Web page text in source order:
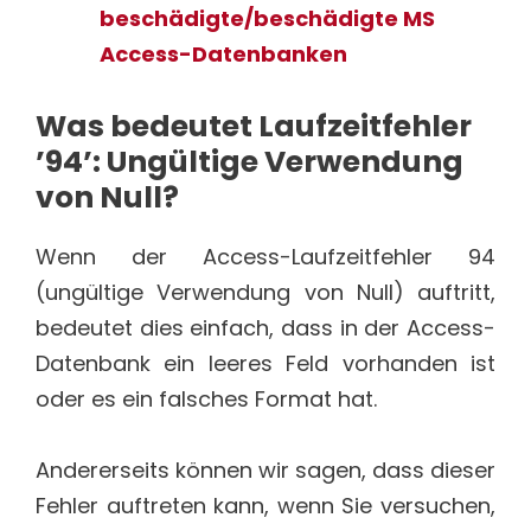
beschädigte/beschädigte MS
Access-Datenbanken
Was bedeutet Laufzeitfehler
’94’: Ungültige Verwendung
von Null?
Wenn der Access-Laufzeitfehler 94
(ungültige Verwendung von Null) auftritt,
bedeutet dies einfach, dass in der Access-
Datenbank ein leeres Feld vorhanden ist
oder es ein falsches Format hat.
Andererseits können wir sagen, dass dieser
Fehler auftreten kann, wenn Sie versuchen,